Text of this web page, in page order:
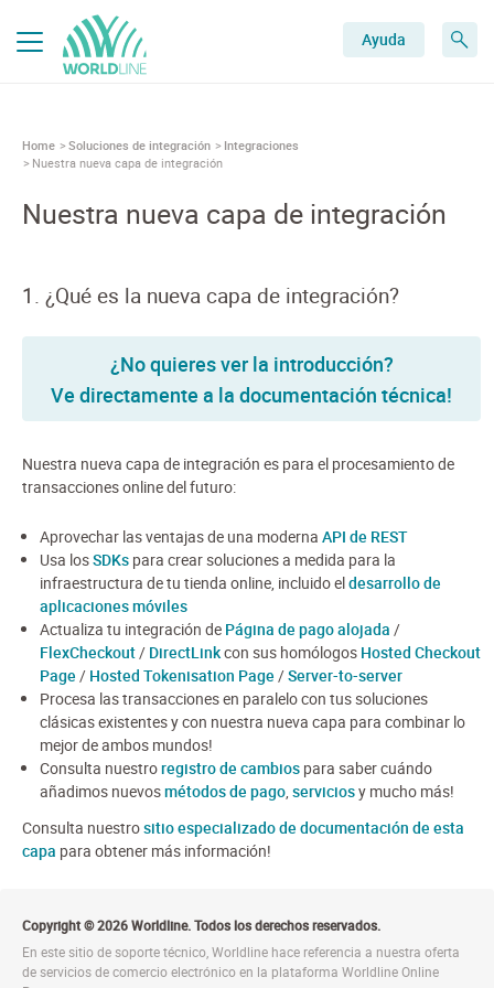
Ayuda
Home Soluciones de integración
Integraciones
Nuestra nueva capa de integración
Nuestra nueva capa de integración
1. ¿Qué es la nueva capa de integración?
¿No quieres ver la introducción?
Ve directamente a la documentación técnica!
Nuestra nueva capa de integración es para el procesamiento de
transacciones online del futuro:
Aprovechar las ventajas de una moderna API de REST
Usa losSDKs para crear soluciones a medida para la
infraestructura de tu tienda online, incluido eldesarrollo de
aplicaciones móviles
Actualiza tu integración de Página de pago alojada /
FlexCheckout/ DirectLinkcon sus homólogos Hosted Checkout
Page / Hosted Tokenisation Page /Server-to-server
Procesa las transacciones en paralelo con tus soluciones
clásicas existentes y con nuestra nueva capa para combinar lo
mejor de ambos mundos!
Consulta nuestroregistro de cambios para saber cuándo
añadimos nuevosmétodos de pago, serviciosy mucho más!
Consulta nuestrositio especializado de documentación de esta
capa para obtener más información!
Copyright © 2026 Worldline. Todos los derechos reservados.
En este sitio de soporte técnico, Worldline hace referencia a nuestra oferta
de servicios de comercio electrónico en la plataforma Worldline Online